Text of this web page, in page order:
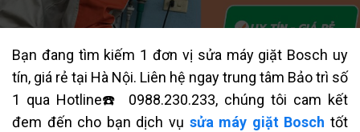
Bạn đang tìm kiếm 1 đơn vị sửa máy giặt Bosch uy
tín, giá rẻ tại Hà Nội. Liên hệ ngay trung tâm Bảo trì số
1 qua Hotline☎️ 0988.230.233, chúng tôi cam kết
đem đến cho bạn dịch vụ sửa máy giặt Bosch tốt